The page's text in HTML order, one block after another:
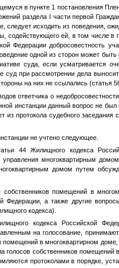
в пункте 1 постановления
раздела I части первой
следует исходить из поведения,
содействующего ей, в том числе
Федерации добросовестность
одной из сторон может
суда, если усматривается
суд при рассмотрении дела
на них не ссылались (статья
ответчика о
инстанции данный вопрос не
из протокола судебного
не учтено следующее.
44 Жилищного кодекса
управления многоквартирным
домом путем
собственников помещений в
Федерации, а также другие
кодекса).
кодекса Российской
на голосование,
помещений в многоквартирном
голосов собственников
протоколами в порядке,